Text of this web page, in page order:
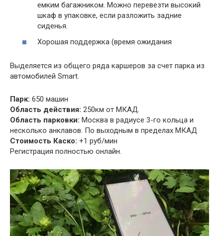
емким багажником. Можно перевезти высокий
шкаф в упаковке, если разложить задние
сиденья.
Хорошая поддержка (время ожидания
Выделяется из общего ряда каршеров за счет парка из
автомобилей Smart.
Парк: 650 машин
Область действия: 250км от МКАД.
Область парковки: Москва в радиусе 3-го кольца и
несколько анклавов. По выходным в пределах МКАД
Стоимость Каско: +1 руб/мин
Регистрация полностью онлайн.